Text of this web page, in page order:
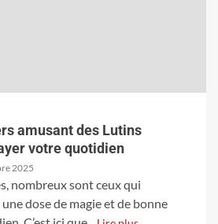
amusant des Lutins
votre quotidien
2025
nombreux sont ceux qui
dose de magie et de bonne